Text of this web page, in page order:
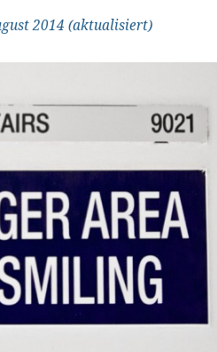
2014 (aktualisiert)